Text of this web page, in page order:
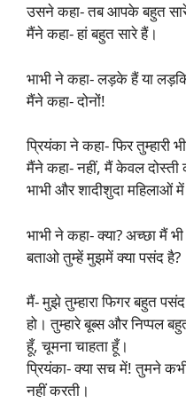
उसने कहा- तब आपके बहुत सारे
मैंने कहा- हां बहुत सारे हैं।
भाभी ने कहा- लड़के हैं या
मैंने कहा- दोनों!
प्रियंका ने कहा- फिर तुम्हारी
मैंने कहा- नहीं, मैं केवल
भाभी और शादीशुदा महिलाओं
भाभी ने कहा- क्या? अच्छा मैं
बताओ तुम्हें मुझमें क्या पसंद है?
मैं- मुझे तुम्हारा फिगर बहुत
हो। तुम्हारे बूब्स और निप्पल
हूँ, चूमना चाहता हूँ।
प्रियंका- क्या सच में! तुमने
नहीं करती।